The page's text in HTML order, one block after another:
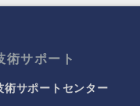
術サポート
術サポートセンター